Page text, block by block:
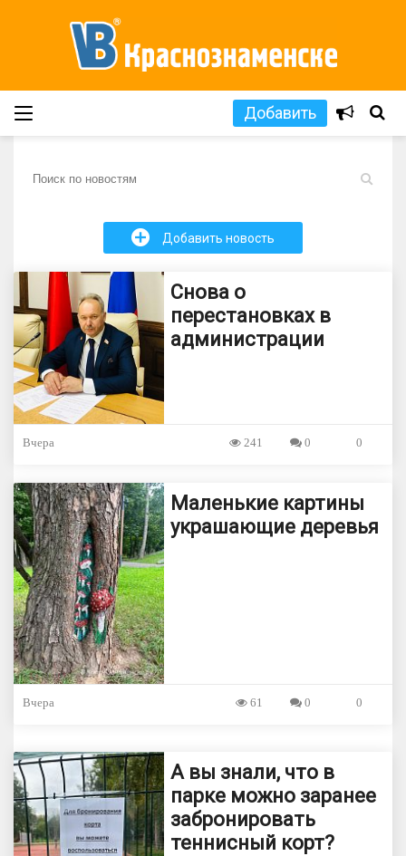
Добавить
+ Добавить новость
L
Снова о
перестановках в
администрации
Вчера 0
0
241
Маленькие картины
украшающие деревья
Вчера 0
0
61
А вы знали, что в
парке можно заранее
забронировать
теннисный корт?